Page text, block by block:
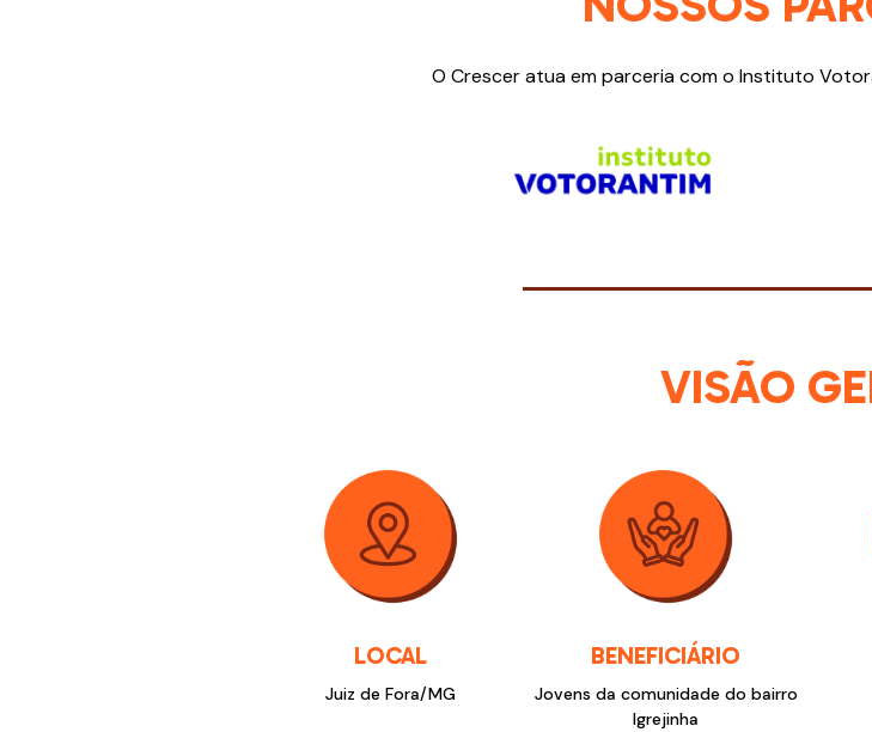
O Crescer atua em parceria com o Instituto
VISÃO
LOCAL
Juiz de Fora/MG
BENEFICIÁRIO
Jovens da comunidade do bairro
Igrejinha